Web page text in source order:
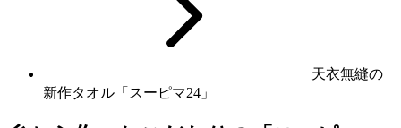
天衣無縫の
新作タオル「スーピマ24」